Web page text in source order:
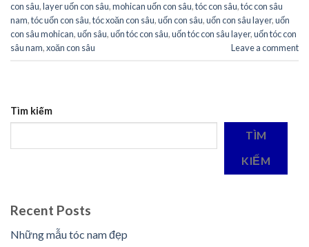
con sâu,layer uốn con sâu,mohican uốn con sâu,tóc con sâu,tóc con sâu
nam,tóc uốn con sâu,tóc xoăn con sâu,uốn con sâu,uốn con sâu layer,uốn
con sâu mohican,uốn sâu,uốn tóc con sâu,uốn tóc con sâu layer,uốn tóc con
sâu nam,xoăn con sâu Leave a comment
Tìm kiếm
TÌM
KIẾM
Recent Posts
Những mẫu tóc nam đẹp